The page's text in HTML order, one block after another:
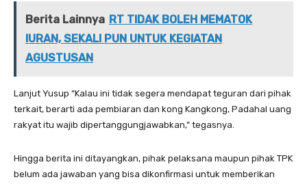
Berita Lainnya RT TIDAK BOLEH MEMATOK
IURAN, SEKALI PUN UNTUK KEGIATAN
AGUSTUSAN
Lanjut Yusup “Kalau ini tidak segera mendapat teguran dari pihak
terkait, berarti ada pembiaran dan kong Kangkong, Padahal uang
rakyat itu wajib dipertanggungjawabkan,” tegasnya.
Hingga berita ini ditayangkan, pihak pelaksana maupun pihak TPK
belum ada jawaban yang bisa dikonfirmasi untuk memberikan